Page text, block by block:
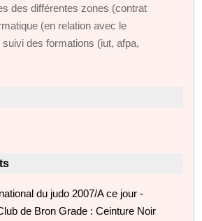
des différentes zones (contrat
(en relation avec le
des formations (iut, afpa,
du judo 2007/A ce jour -
de Bron Grade : Ceinture Noir